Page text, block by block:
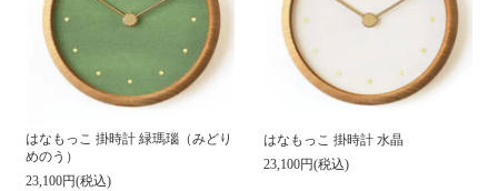
はなもっこ 掛時計 緑瑪瑙（みどり
めのう）
23,100円(税込)
はなもっこ 掛時計 水晶
23,100円(税込)